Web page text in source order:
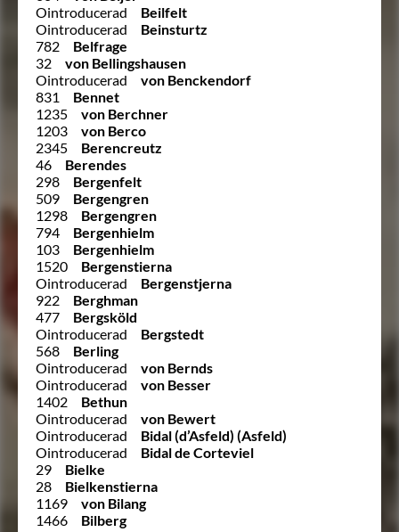
Ointroducerad
Beilfelt
Ointroducerad
Beinsturtz
782
Belfrage
32
von Bellingshausen
Ointroducerad
von Benckendorf
831
Bennet
1235
von Berchner
1203
von Berco
2345
Berencreutz
46
Berendes
298
Bergenfelt
509
Bergengren
1298
Bergengren
794
Bergenhielm
103
Bergenhielm
1520
Bergenstierna
Ointroducerad
Bergenstjerna
922
Berghman
477
Bergsköld
Ointroducerad
Bergstedt
568
Berling
Ointroducerad
von Bernds
Ointroducerad
von Besser
1402
Bethun
Ointroducerad
von Bewert
Ointroducerad
Bidal (d’Asfeld) (Asfeld)
Ointroducerad
Bidal de Corteviel
29
Bielke
28
Bielkenstierna
1169
von Bilang
1466
Bilberg